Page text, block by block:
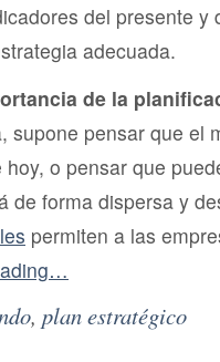
del presente y
adecuada.
de la
supone pensar que el
o pensar que
de forma dispersa y
permiten a las
, plan estratégico